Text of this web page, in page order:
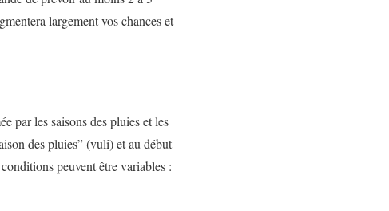
largement vos chances et
par les saisons des pluies et les
des pluies” (vuli) et au début
peuvent être variables :